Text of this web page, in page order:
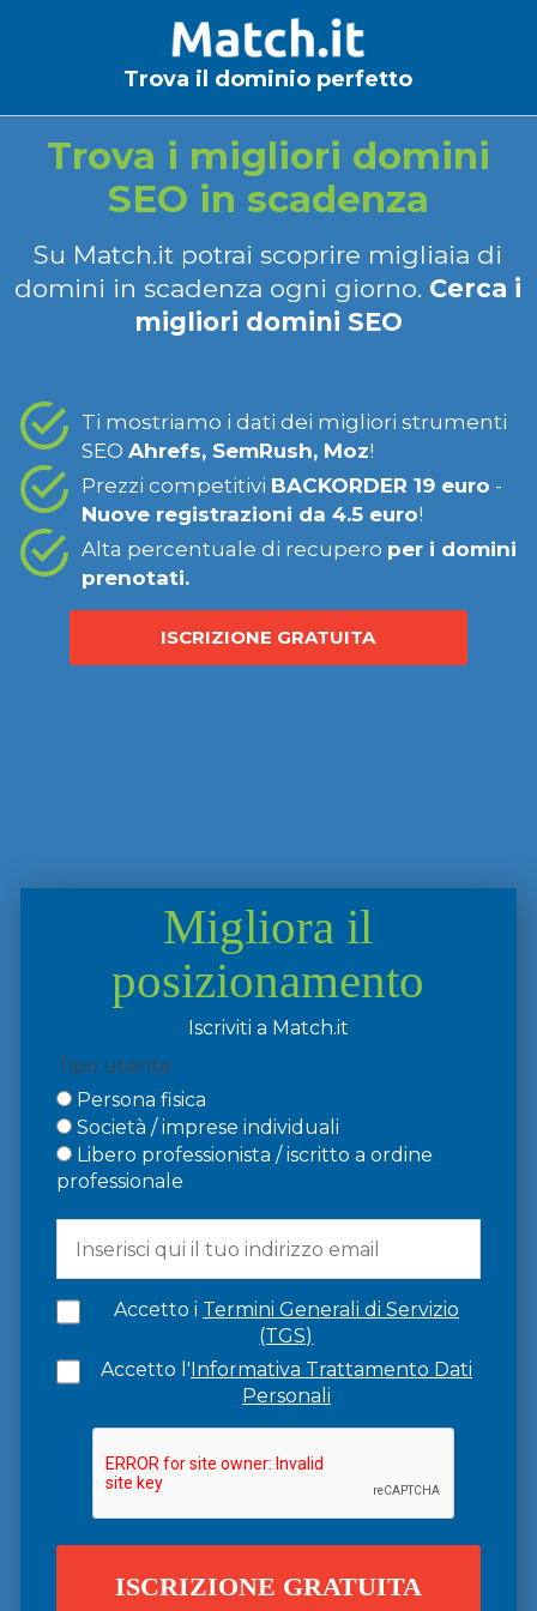
Trova il dominio perfetto
Trova i migliori domini
SEO in scadenza
Su Match.it potrai scoprire migliaia di
domini in scadenza ogni giorno. Cerca i
migliori domini SEO
Ti mostriamo i dati dei migliori strumenti
SEO Ahrefs, SemRush, Moz!
Prezzi competitivi BACKORDER 19 euro -
Nuove registrazioni da 4.5 euro!
Alta percentuale di recupero per i domini
prenotati.
ISCRIZIONE GRATUITA
Migliora il
posizionamento
Iscriviti a Match.it
Tipo utente
Persona fisica
Società / imprese individuali
Libero professionista / iscritto a ordine
professionale
Accetto i Termini Generali di Servizio
(TGS)
Accetto l'Informativa Trattamento Dati
Personali